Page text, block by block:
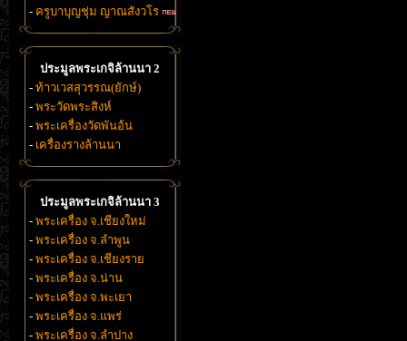
- ครูบาบุญชุ่ม ญาณสังวโร
ประมูลพระเกจิล้านนา 2
- ท้าวเวสสุวรรณ(ยักษ์)
- พระวัดพระสิงห์
- พระเครื่องวัดพันอ้น
- เครื่องรางล้านนา
ประมูลพระเกจิล้านนา 3
- พระเครื่อง จ.เชียงใหม่
- พระเครื่อง จ.ลำพูน
- พระเครื่อง จ.เชียงราย
- พระเครื่อง จ.น่าน
- พระเครื่อง จ.พะเยา
- พระเครื่อง จ.แพร่
- พระเครื่อง จ.ลำปาง